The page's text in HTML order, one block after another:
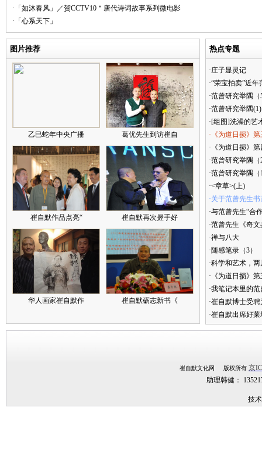
·「如沐春风」／贺CCTV10＂唐代诗词故事系列微电影
·「心系天下」
图片推荐
乙巳蛇年中央广播 葛优先生到访崔自
崔自默作品点亮“ 崔自默再次握手好
华人画家崔自默作 崔自默砺志新书《
热点专题
·庄子显灵记
·“荣宝拍卖”近
·范曾研究举隅（
·范曾研究举隅(1)
·[组图]洗澡的艺
·《为道日损》
·《为道日损》
·范曾研究举隅（
·范曾研究举隅（
·<章草>(上)
·关于范曾先生
·与范曾先生“合
·范曾先生《奇
·禅与八大
·随感笔录（3）
·科学和艺术，
·《为道日损》
·我笔记本里的
·崔自默博士受
·崔自默出席好
崔自默文化网 版权所有 京
助理韩健：
技